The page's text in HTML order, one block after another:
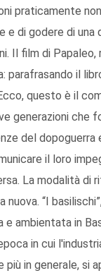
praticamente
e di godere di una
Il film di
parafrasando il
questo è il
generazioni che
del dopoguerra
il loro
La modalità di
nuova. “I
e ambientata in
in cui
in generale, si